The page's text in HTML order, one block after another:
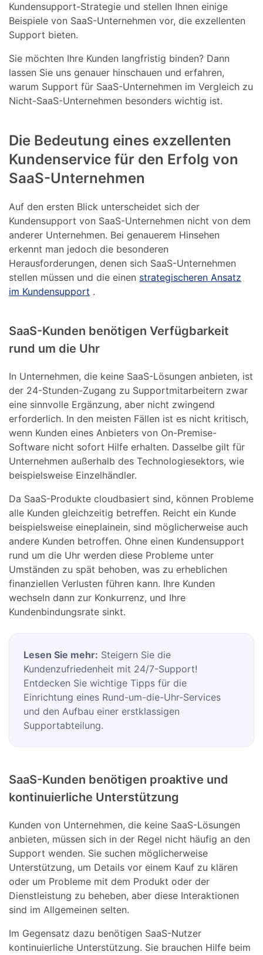
Kundensupport-Strategie und stellen Ihnen einige
Beispiele von SaaS-Unternehmen vor, die exzellenten
Support bieten.
Sie möchten Ihre Kunden langfristig binden? Dann
lassen Sie uns genauer hinschauen und erfahren,
warum Support für SaaS-Unternehmen im Vergleich zu
Nicht-SaaS-Unternehmen besonders wichtig ist.
Die Bedeutung eines exzellenten
Kundenservice für den Erfolg von
SaaS-Unternehmen
Auf den ersten Blick unterscheidet sich der
Kundensupport von SaaS-Unternehmen nicht von dem
anderer Unternehmen. Bei genauerem Hinsehen
erkennt man jedoch die besonderen
Herausforderungen, denen sich SaaS-Unternehmen
stellen müssen und die einen strategischeren Ansatz
im Kundensupport .
SaaS-Kunden benötigen Verfügbarkeit
rund um die Uhr
In Unternehmen, die keine SaaS-Lösungen anbieten, ist
der 24-Stunden-Zugang zu Supportmitarbeitern zwar
eine sinnvolle Ergänzung, aber nicht zwingend
erforderlich. In den meisten Fällen ist es nicht kritisch,
wenn Kunden eines Anbieters von On-Premise-
Software nicht sofort Hilfe erhalten. Dasselbe gilt für
Unternehmen außerhalb des Technologiesektors, wie
beispielsweise Einzelhändler.
Da SaaS-Produkte cloudbasiert sind, können Probleme
alle Kunden gleichzeitig betreffen. Reicht ein Kunde
beispielsweise eineplainein, sind möglicherweise auch
andere Kunden betroffen. Ohne einen Kundensupport
rund um die Uhr werden diese Probleme unter
Umständen zu spät behoben, was zu erheblichen
finanziellen Verlusten führen kann. Ihre Kunden
wechseln dann zur Konkurrenz, und Ihre
Kundenbindungsrate sinkt.
Lesen Sie mehr: Steigern Sie die
Kundenzufriedenheit mit 24/7-Support!
Entdecken Sie wichtige Tipps für die
Einrichtung eines Rund-um-die-Uhr-Services
und den Aufbau einer erstklassigen
Supportabteilung.
SaaS-Kunden benötigen proaktive und
kontinuierliche Unterstützung
Kunden von Unternehmen, die keine SaaS-Lösungen
anbieten, müssen sich in der Regel nicht häufig an den
Support wenden. Sie suchen möglicherweise
Unterstützung, um Details vor einem Kauf zu klären
oder um Probleme mit dem Produkt oder der
Dienstleistung zu beheben, aber diese Interaktionen
sind im Allgemeinen selten.
Im Gegensatz dazu benötigen SaaS-Nutzer
kontinuierliche Unterstützung. Sie brauchen Hilfe beim